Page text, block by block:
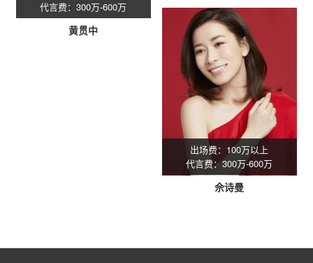
代言费：300万-600万
黄贯中
出场费：100万以上
代言费：300万-600万
佘诗曼